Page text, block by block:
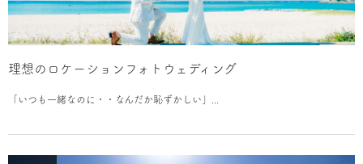
理想のロケーションフォトウェディング
「いつも一緒なのに・・なんだか恥ずかしい」...